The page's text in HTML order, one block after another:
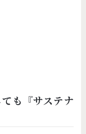
も『サステナ